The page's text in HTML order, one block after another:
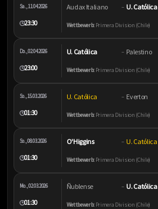
Sa., 11.04.2026
🕒23:30
Audax Italiano – U. Católica
Wettbewerb:Primera Division (Chile)
Do., 02.04.2026
🕒23:00
U. Católica – Palestino
Wettbewerb:Primera Division (Chile)
So., 15.03.2026
🕒01:30
U. Católica – Everton
Wettbewerb:Primera Division (Chile)
So., 08.03.2026
🕒01:30
O'Higgins – U. Católica
Wettbewerb:Primera Division (Chile)
Mo., 02.03.2026
🕒01:30
Ñublense – U. Católica
Wettbewerb:Primera Division (Chile)